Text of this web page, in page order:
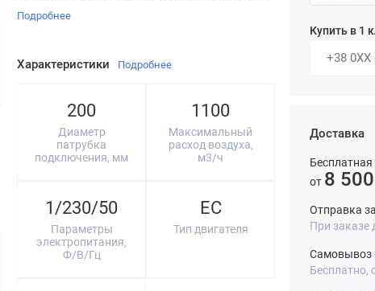
Подробнее
Характеристики Подробнее
200
Диаметр
патрубка
подключения, мм
1100
Максимальный
расход воздуха,
м3/ч
1/230/50
Параметры
электропитания,
Ф/В/Гц
EC
Тип двигателя
Купить в 1
Доставка
от 8
Отправка
При заказе
Самовывоз
Бесплатно,